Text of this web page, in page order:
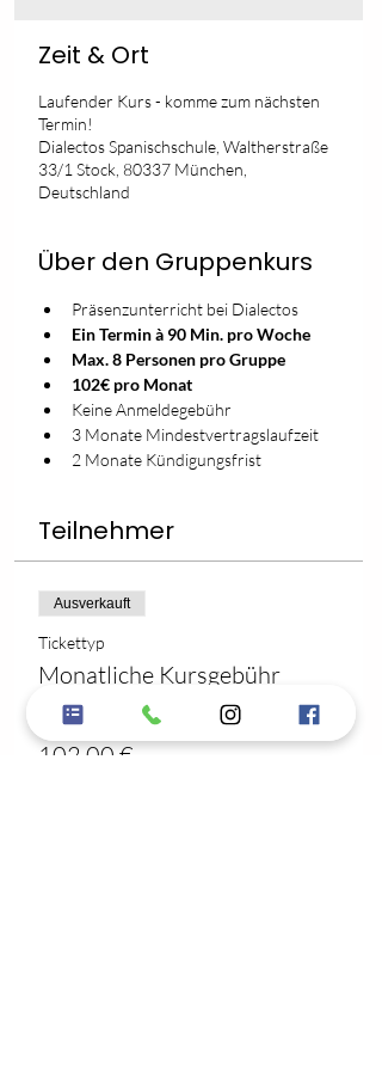
Zeit & Ort
Laufender Kurs - komme zum nächsten
Termin!
Dialectos Spanischschule, Waltherstraße
33/1 Stock, 80337 München,
Deutschland
Über den Gruppenkurs
Präsenzunterricht bei Dialectos
Ein Termin à 90 Min. pro Woche
Max. 8 Personen pro Gruppe
102€ pro Monat
Keine Anmeldegebühr
3 Monate Mindestvertragslaufzeit
2 Monate Kündigungsfrist
Teilnehmer
Ausverkauft
Tickettyp
Monatliche Kursgebühr
Preis
102,00 €